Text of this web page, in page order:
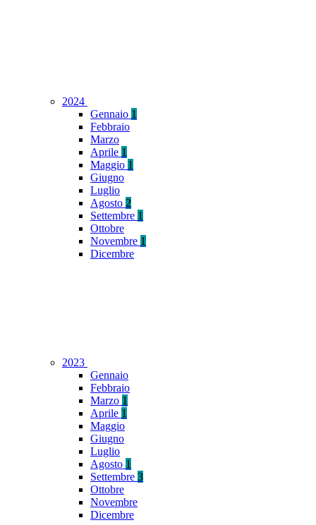
2024
Gennaio 1
Febbraio
Marzo
Aprile 1
Maggio 1
Giugno
Luglio
Agosto 2
Settembre 1
Ottobre
Novembre 1
Dicembre
2023
Gennaio
Febbraio
Marzo 1
Aprile 1
Maggio
Giugno
Luglio
Agosto 1
Settembre 3
Ottobre
Novembre
Dicembre